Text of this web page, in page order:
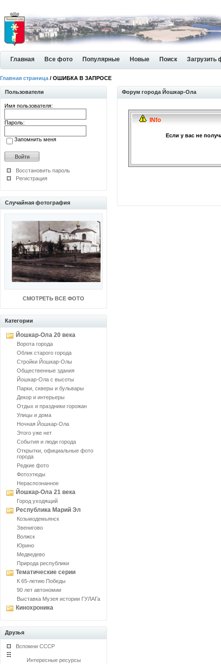
Главная Все фото Популярные Новые Поиск Загрузить
Главная страница / ОШИБКА В ЗАПРОСЕ
Пользователи
Имя пользователя:
Пароль:
Запомнить меня
Восстановить пароль
Регистрация
Случайная фотография
СМОТРЕТЬ ВСЕ ФОТО
Категории
Йошкар-Ола 20 века
Ворота города
Облик старого города
Стройки Йошкар-Олы
Общественные здания
Йошкар-Ола с высоты
Парки, скверы и бульвары
Декор и интерьеры
Отдых и праздники горожан
Улицы и дома
Ночная Йошкар-Ола
Этого уже нет
События и люди города
Открытки, официальные фото
города
Редкие фото
Фотоэтюды
Нераспознанное
Йошкар-Ола 21 века
Город уходящий
Республика Марий Эл
Козьмодемьянск
Звенигово
Волжск
Юрино
Медведево
Природа республики
Тематические серии
К 65-летию Победы
90 лет автономии
Выставка Музея истории ГУЛАГа
Кинохроника
Друзья
Вспомни СССР
Интересные ресурсы
Форум города Йошкар-Ола
INfo
Если у вас не